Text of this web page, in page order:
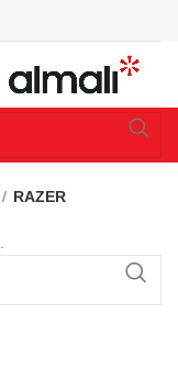
RAZER